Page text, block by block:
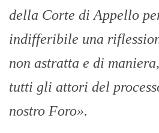
della Corte di Appello
indifferibile una
non astratta e di
tutti gli attori del
nostro Foro».